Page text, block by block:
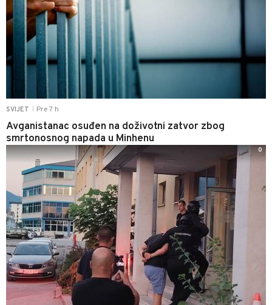
SVIJET Pre 7 h
Avganistanac osuđen na doživotni zatvor zbog
smrtonosnog napada u Minhenu
0